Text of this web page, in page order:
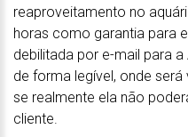
reaproveitamento no
horas como garantia para
debilitada por e-mail para
de forma legível, onde
se realmente ela não
cliente.